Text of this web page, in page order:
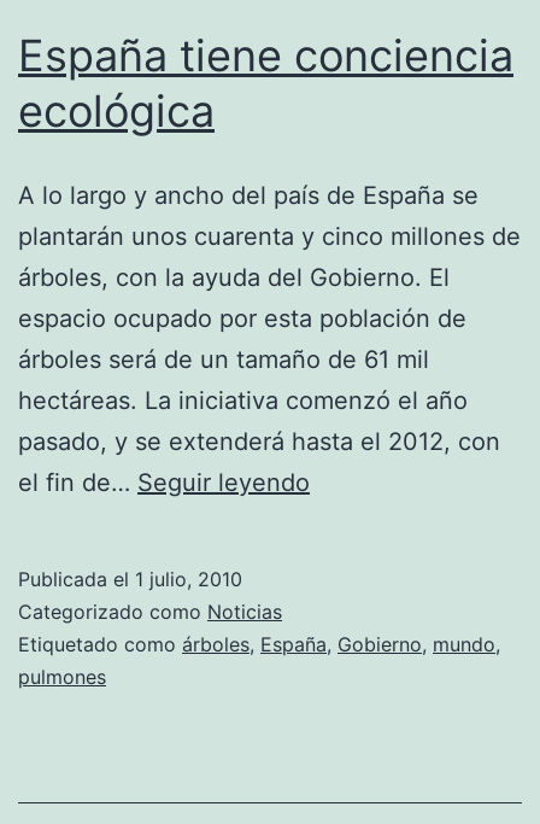
España tiene conciencia
ecológica
A lo largo y ancho del país de España se
plantarán unos cuarenta y cinco millones de
árboles, con la ayuda del Gobierno. El
espacio ocupado por esta población de
árboles será de un tamaño de 61 mil
hectáreas. La iniciativa comenzó el año
pasado, y se extenderá hasta el 2012, con
el fin de… Seguir leyendo
Publicada el 1 julio, 2010
Categorizado como Noticias
Etiquetado como árboles, España, Gobierno, mundo,
pulmones